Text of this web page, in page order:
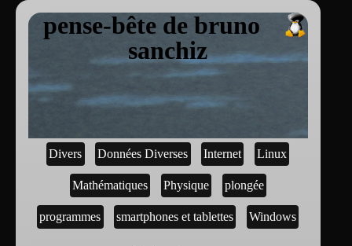
pense-bête de bruno
sanchiz
Divers Données Diverses Internet Linux
Mathématiques Physique plongée
programmes smartphones et tablettes Windows